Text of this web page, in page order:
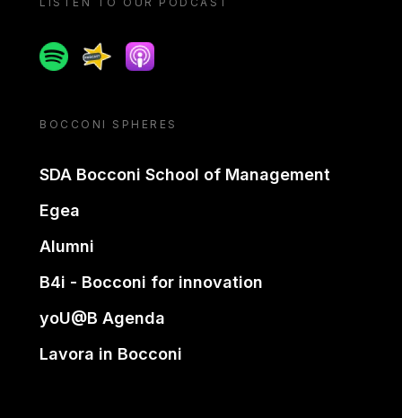
SpotifySpreakerApple podcast
BOCCONI SPHERES
SDA Bocconi School of Management
Egea
Alumni
B4i - Bocconi for innovation
yoU@B Agenda
Lavora in Bocconi